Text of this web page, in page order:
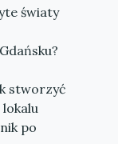
światy
stworzyć
po